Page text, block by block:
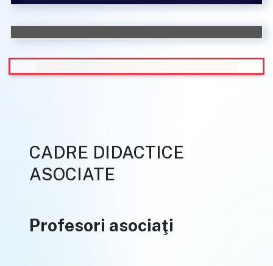
CADRE DIDACTICE
ASOCIATE
Profesori asociaţi